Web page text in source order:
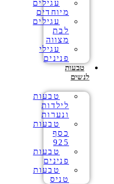
עגילים
מיוחדים
עגילים
לבת
מצווה
עגילי
פנינים
טבעות
לנשים
טבעות
לילדות
ונערות
טבעות
כסף
925
טבעות
פנינים
טבעות
טניס